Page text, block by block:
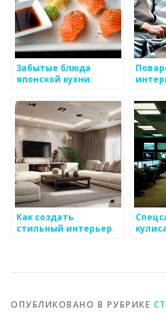
Забытые блюда
японской кухни:
исторических
рецептов
Как создать
стильный интерьер
ОПУБЛИКОВАНО В РУБРИКЕ